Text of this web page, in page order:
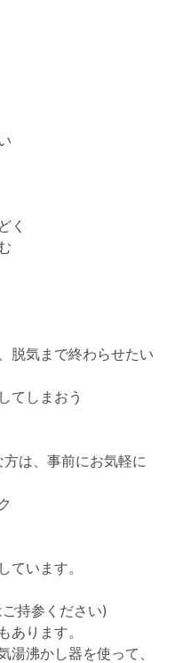
く
脱気まで終わらせたい
てしまおう
方は、事前にお気軽に
ています。
持参ください)
あります。
湯沸かし器を使って、